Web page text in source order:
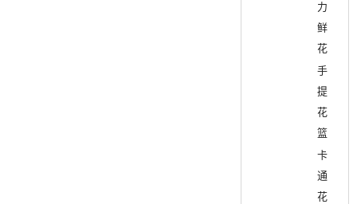
力
鲜
花
手
提
花
篮
卡
通
花